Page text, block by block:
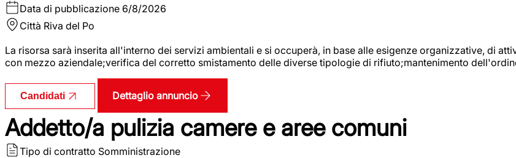
Data di pubblicazione 6/8/2026
Città Riva del Po
La risorsa sarà inserita all'interno dei servizi ambientali e si occuperà, in base alle esigenze organizzative, di
con mezzo aziendale;verifica del corretto smistamento delle diverse tipologie di rifiuto;mantenimento
Candidati Dettaglio annuncio
Addetto/a pulizia camere e aree comuni
Tipo di contratto Somministrazione